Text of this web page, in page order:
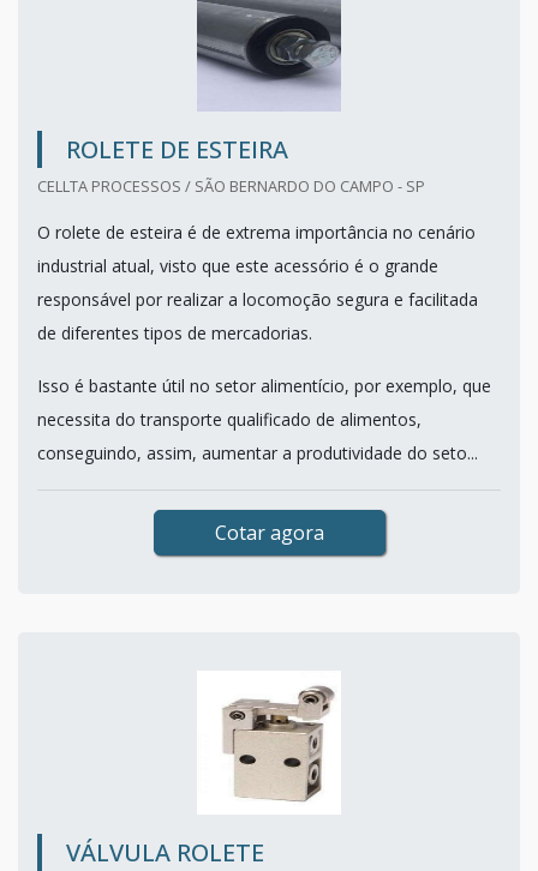
ROLETE DE ESTEIRA
CELLTA PROCESSOS / SÃO BERNARDO DO CAMPO - SP
O rolete de esteira é de extrema importância no cenário
industrial atual, visto que este acessório é o grande
responsável por realizar a locomoção segura e facilitada
de diferentes tipos de mercadorias.
Isso é bastante útil no setor alimentício, por exemplo, que
necessita do transporte qualificado de alimentos,
conseguindo, assim, aumentar a produtividade do seto...
Cotar agora
VÁLVULA ROLETE